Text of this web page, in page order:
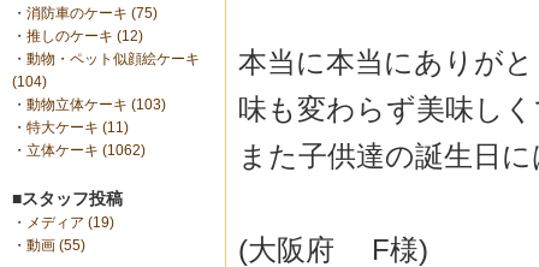
・ 消防車のケーキ (75)
・ 推しのケーキ (12)
・ 動物・ペット似顔絵ケーキ
(104)
・ 動物立体ケーキ (103)
・ 特大ケーキ (11)
・ 立体ケーキ (1062)
■スタッフ投稿
・ メディア (19)
・ 動画 (55)
本当に本当にありが
味も変わらず美味し
また子供達の誕生日
(大阪府 F様)